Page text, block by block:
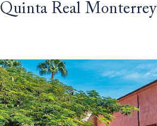
Quinta Real Monterrey